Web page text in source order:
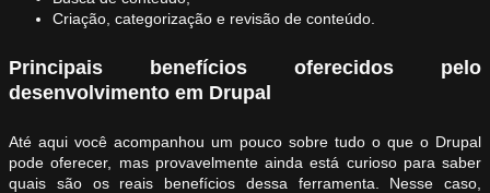
Criação, categorização e revisão de conteúdo.
Principais benefícios oferecidos pelo
desenvolvimento em Drupal
Até aqui você acompanhou um pouco sobre tudo o que o Drupal
pode oferecer, mas provavelmente ainda está curioso para saber
quais são os reais benefícios dessa ferramenta. Nesse caso,